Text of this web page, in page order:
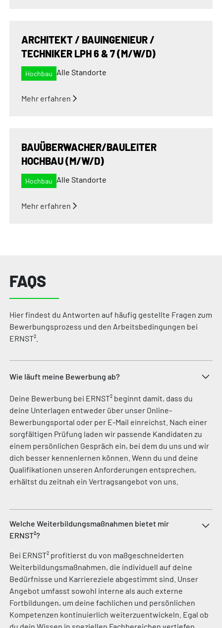
ARCHITEKT / BAUINGENIEUR /
TECHNIKER LPH 6 & 7 (M/W/D)
Hochbau Alle Standorte
Mehr erfahren
BAUÜBERWACHER/BAULEITER
HOCHBAU (M/W/D)
Hochbau Alle Standorte
Mehr erfahren
FAQS
Hier findest du Antworten auf häufig gestellte Fragen zum
Bewerbungsprozess und den Arbeitsbedingungen bei
ERNST².
Wie läuft meine Bewerbung ab?
Deine Bewerbung bei ERNST² beginnt damit, dass du
deine Unterlagen entweder über unser Online-
Bewerbungsportal oder per E-Mail einreichst. Nach einer
sorgfältigen Prüfung laden wir passende Kandidaten zu
einem persönlichen Gespräch ein, bei dem du uns und wir
dich besser kennenlernen können. Wenn du und deine
Qualifikationen unseren Anforderungen entsprechen,
erhältst du zeitnah ein Vertragsangebot von uns.
Welche Weiterbildungsmaßnahmen bietet mir
ERNST²?
Bei ERNST² profitierst du von maßgeschneiderten
Weiterbildungsmaßnahmen, die individuell auf deine
Bedürfnisse und Karriereziele abgestimmt sind. Unser
Angebot umfasst sowohl interne als auch externe
Fortbildungen, um deine fachlichen und persönlichen
Kompetenzen kontinuierlich weiterzuentwickeln. Egal ob